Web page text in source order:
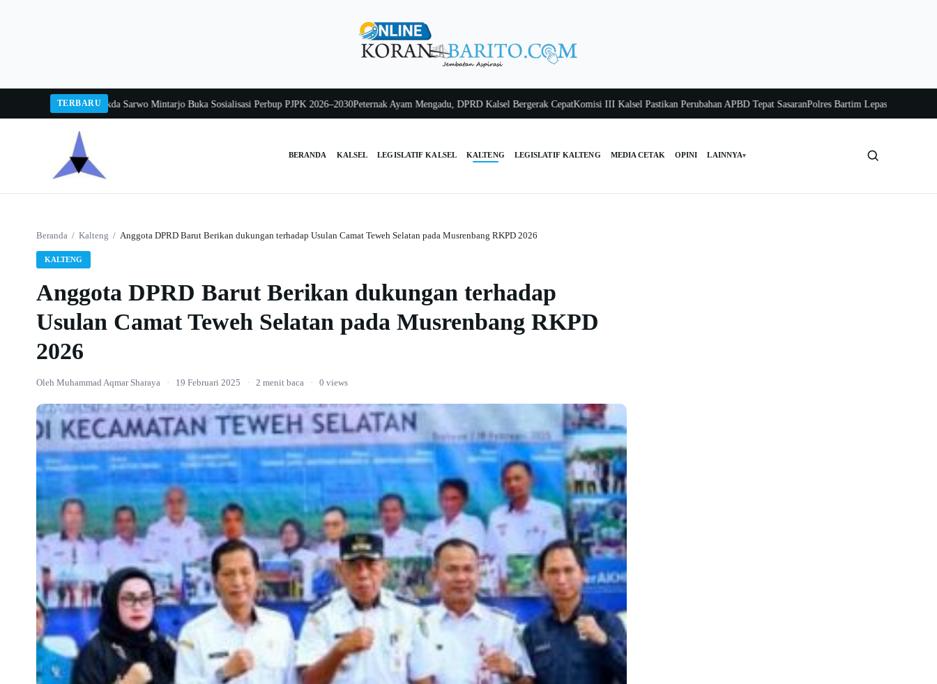
TERBARU
Pj Sekda Sarwo Mintarjo Buka Sosialisasi Perbup PJPK 2026–2030Peternak Ayam Mengadu, DPRD Kalsel Bergerak CepatKomisi III Kalsel Pastikan Perubahan APBD Tepat SasaranPolres Bartim Lepas Bakti Sosial untuk
BERANDA KALSEL LEGISLATIF KALSEL KALTENG LEGISLATIF KALTENG MEDIA CETAK OPINI LAINNYA▾
Beranda / Kalteng / Anggota DPRD Barut Berikan dukungan terhadap Usulan Camat Teweh Selatan pada Musrenbang RKPD 2026
KALTENG
Anggota DPRD Barut Berikan dukungan terhadap
Usulan Camat Teweh Selatan pada Musrenbang RKPD
2026
Oleh Muhammad Aqmar Sharaya · 19 Februari 2025 · 2 menit baca · 0 views